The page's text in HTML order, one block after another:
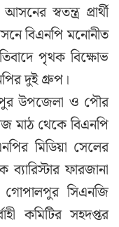
স্বতন্ত্র প্রার্থী
বিএনপি মনোনীত
পৃথক বিক্ষোভ
দুই গ্রুপ।
উপজেলা ও পৌর
মাঠ থেকে বিএনপি
মিডিয়া সেলের
ফারজানা
গোপালপুর সিএনজি
কমিটির সহদপ্তর